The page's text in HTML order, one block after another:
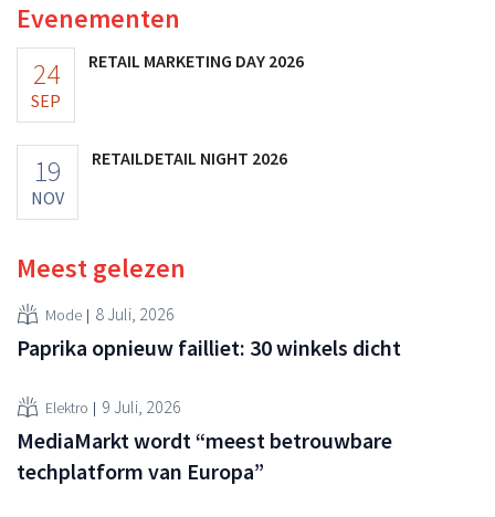
Evenementen
24
SEP
RETAIL MARKETING DAY 2026
19
NOV
RETAILDETAIL NIGHT 2026
Meest gelezen
Mode 8 Juli, 2026
Paprika opnieuw failliet: 30 winkels dicht
Elektro 9 Juli, 2026
MediaMarkt wordt “meest betrouwbare
techplatform van Europa”